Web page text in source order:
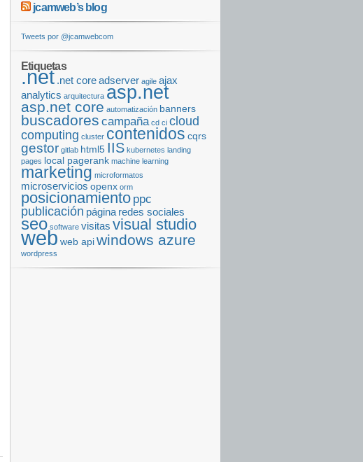
jcamweb’s blog
Tweets por @jcamwebcom
Etiquetas
.net .net coreadserver agile ajax
analytics arquitectura asp.net
asp.net core automatización banners
buscadores campaña cd ci cloud
computing cluster contenidos cqrs
gestor gitlab html5 IIS kubernetes landing
pages local pagerank machine learning
marketing microformatos
microservicios openx orm
posicionamiento ppc
publicación página redes sociales
seo software visitas visual studio
web web api windows azure
wordpress